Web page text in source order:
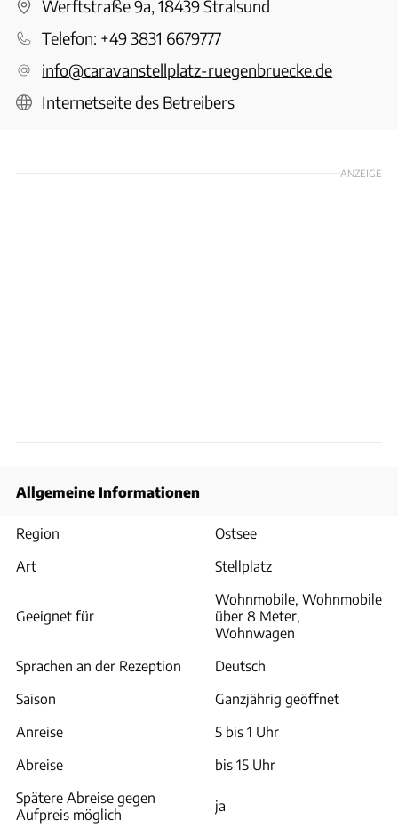
Werftstraße 9a, 18439 Stralsund
Telefon: +49 3831 6679777
info@caravanstellplatz-ruegenbruecke.de
Internetseite des Betreibers
ANZEIGE
Allgemeine Informationen
Region
Ostsee
Art
Stellplatz
Geeignet für
Wohnmobile, Wohnmobile
über 8 Meter,
Wohnwagen
Sprachen an der Rezeption
Deutsch
Saison
Ganzjährig geöffnet
Anreise
5 bis 1 Uhr
Abreise
bis 15 Uhr
Spätere Abreise gegen
Aufpreis möglich
ja